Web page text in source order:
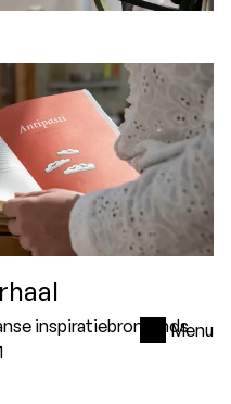
Menu
inspiratiebron sinds